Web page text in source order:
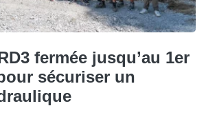
fermée jusqu’au 1er
sécuriser un